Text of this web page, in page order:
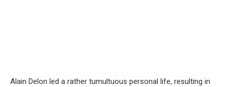
Alain Delon led a rather tumultuous personal life, resulting in